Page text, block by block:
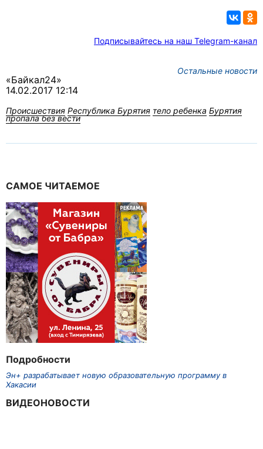
Подписывайтесь на наш Telegram-канал
Остальные новости
«Байкал24»
14.02.2017 12:14
Происшествия Республика Бурятия тело ребенка Бурятия
пропала без вести
САМОЕ ЧИТАЕМОЕ
Подробности
Эн+ разрабатывает новую образовательную программу в
Хакасии
ВИДЕОНОВОСТИ